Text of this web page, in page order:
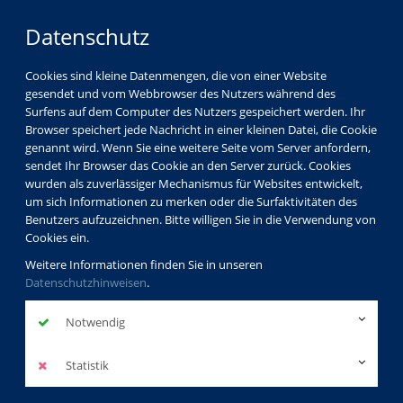
Datenschutz
Cookies sind kleine Datenmengen, die von einer Website
gesendet und vom Webbrowser des Nutzers während des
Surfens auf dem Computer des Nutzers gespeichert werden. Ihr
Browser speichert jede Nachricht in einer kleinen Datei, die Cookie
genannt wird. Wenn Sie eine weitere Seite vom Server anfordern,
sendet Ihr Browser das Cookie an den Server zurück. Cookies
wurden als zuverlässiger Mechanismus für Websites entwickelt,
um sich Informationen zu merken oder die Surfaktivitäten des
Benutzers aufzuzeichnen. Bitte willigen Sie in die Verwendung von
Cookies ein.
Weitere Informationen finden Sie in unseren
Datenschutzhinweisen.
Notwendig
Statistik
Über uns Dozenten Gabriele Höfer-Schröder
Gabriele Höfer-
Schröder
Dozentinnenprofil